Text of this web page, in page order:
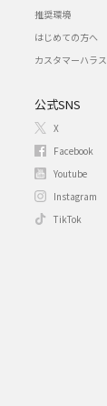
推奨環境
はじめての方へ
カスタマーハラ
公式SNS
X
Facebook
Youtube
Instagram
TikTok